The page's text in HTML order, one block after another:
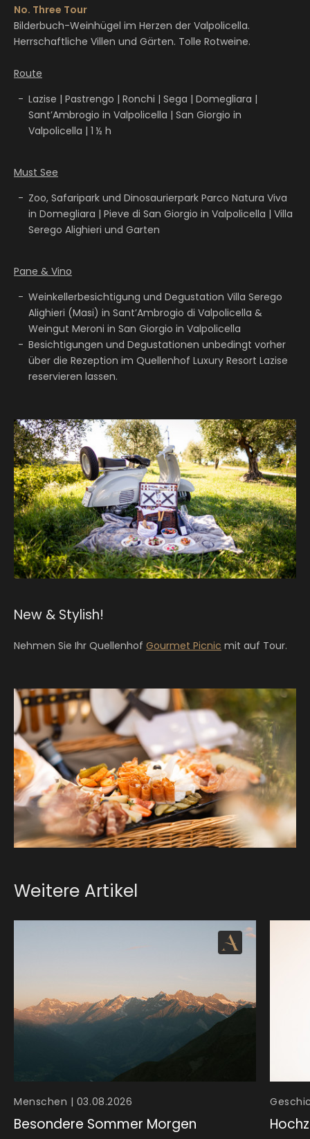
No. Three Tour
Bilderbuch-Weinhügel im Herzen der Valpolicella.
Herrschaftliche Villen und Gärten. Tolle Rotweine.
Route
Lazise | Pastrengo | Ronchi | Sega | Domegliara |
Sant’Ambrogio in Valpolicella | San Giorgio in
Valpolicella | 1 ½ h
Must See
Zoo, Safaripark und Dinosaurierpark Parco Natura Viva
in Domegliara | Pieve di San Giorgio in Valpolicella | Villa
Serego Alighieri und Garten
Pane & Vino
Weinkellerbesichtigung und Degustation Villa Serego
Alighieri (Masi) in Sant’Ambrogio di Valpolicella &
Weingut Meroni in San Giorgio in Valpolicella
Besichtigungen und Degustationen unbedingt vorher
über die Rezeption im Quellenhof Luxury Resort Lazise
reservieren lassen.
New & Stylish!
Nehmen Sie Ihr Quellenhof Gourmet Picnic mit auf Tour.
Weitere Artikel
Menschen | 03.08.2026
Besondere Sommer Morgen